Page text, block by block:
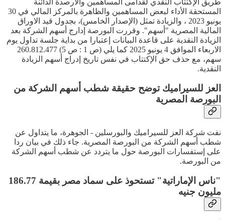
المستحقة الأداء لبعض المساهمين والظاهرة بالمركز المالي في 30
يونيو 2023 ، والزيادة تمثل (الإصدار الخامس)، بجدول قيد الاوراق
المالية المصرية "أسهم". وقررت البورصة إدارج أسهم الشركة بعد
الزيادة النقدية على قاعدة البيانات إعتبارا من بداية جلسة تداول يوم
الاربعاء الموافق 4 يونيو 2025 كما يلي (ص 1 : ص 5) 260.812.477
سهم، مع حذف حق الإكتتاب في نفس تاريخ إدراج أسهم الزيادة
النقدية.
العز للسيراميك توضح حقيقة شطب أسهم الشركة من
البورصة المصرية
نفت شركة العز للسيراميك والبورسلين - الجوهرة، ما يتداول عن
شطب أسهم الشركة من البورصة المصرية. جاء ذلك في بيان ردا
على إستفسارات البورصة حول ما يتردد عن شطب أسهم الشركة
من البورصة.
"ناس الإماراتية" تستحوذ على سماد مصر بقيمة 186.77
مليون جنيه